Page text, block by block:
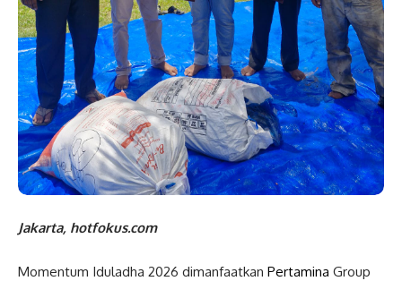
Jakarta, hotfokus.com
Momentum Iduladha 2026 dimanfaatkan Pertamina Group